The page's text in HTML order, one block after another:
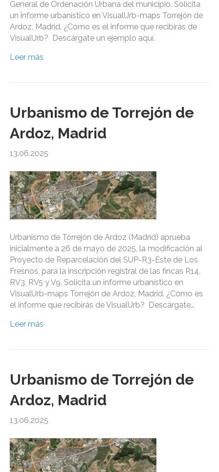
General de Ordenación Urbana del municipio. Solicita
un informe urbanístico en VisualUrb-maps Torrejón de
Ardoz, Madrid. ¿Cómo es el informe que recibirás de
VisualUrb? Descárgate un ejemplo aquí.
Leer más
Urbanismo de Torrejón de
Ardoz, Madrid
13.06.2025
Urbanismo de Torrejón de Ardoz (Madrid) aprueba
inicialmente a 26 de mayo de 2025, la modificación al
Proyecto de Reparcelación del SUP-R3-Este de Los
Fresnos, para la inscripción registral de las fincas R14,
RV3, RV5 y V9. Solicita un informe urbanístico en
VisualUrb-maps Torrejón de Ardoz, Madrid. ¿Cómo es
el informe que recibirás de VisualUrb? Descárgate…
Leer más
Urbanismo de Torrejón de
Ardoz, Madrid
13.06.2025